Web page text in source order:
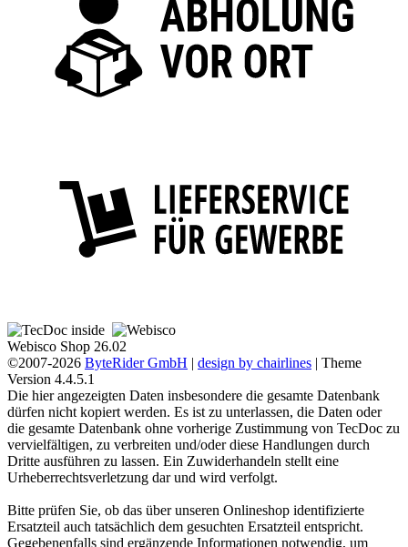
Webisco Shop 26.02
©2007-2026 ByteRider GmbH | design by chairlines | Theme
Version 4.4.5.1
Die hier angezeigten Daten insbesondere die gesamte Datenbank
dürfen nicht kopiert werden. Es ist zu unterlassen, die Daten oder
die gesamte Datenbank ohne vorherige Zustimmung von TecDoc zu
vervielfältigen, zu verbreiten und/oder diese Handlungen durch
Dritte ausführen zu lassen. Ein Zuwiderhandeln stellt eine
Urheberrechtsverletzung dar und wird verfolgt.
Bitte prüfen Sie, ob das über unseren Onlineshop identifizierte
Ersatzteil auch tatsächlich dem gesuchten Ersatzteil entspricht.
Gegebenenfalls sind ergänzende Informationen notwendig, um